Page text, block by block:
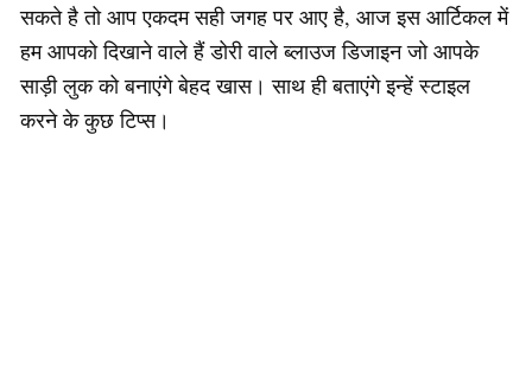
सकते है तो आप एकदम सही जगह पर आए है, आज इस आर्टिकल में
हम आपको दिखाने वाले हैं डोरी वाले ब्लाउज डिजाइन जो आपके
साड़ी लुक को बनाएंगे बेहद खास। साथ ही बताएंगे इन्हें स्टाइल
करने के कुछ टिप्स।